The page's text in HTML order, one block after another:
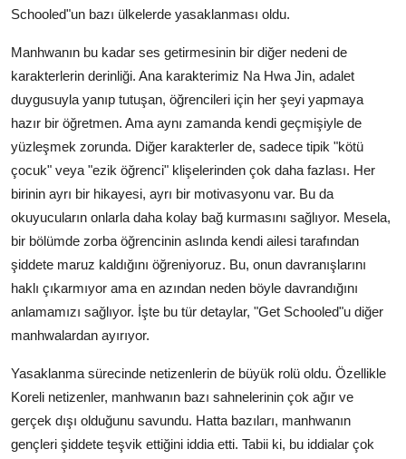
Schooled"un bazı ülkelerde yasaklanması oldu.
Manhwanın bu kadar ses getirmesinin bir diğer nedeni de
karakterlerin derinliği. Ana karakterimiz Na Hwa Jin, adalet
duygusuyla yanıp tutuşan, öğrencileri için her şeyi yapmaya
hazır bir öğretmen. Ama aynı zamanda kendi geçmişiyle de
yüzleşmek zorunda. Diğer karakterler de, sadece tipik "kötü
çocuk" veya "ezik öğrenci" klişelerinden çok daha fazlası. Her
birinin ayrı bir hikayesi, ayrı bir motivasyonu var. Bu da
okuyucuların onlarla daha kolay bağ kurmasını sağlıyor. Mesela,
bir bölümde zorba öğrencinin aslında kendi ailesi tarafından
şiddete maruz kaldığını öğreniyoruz. Bu, onun davranışlarını
haklı çıkarmıyor ama en azından neden böyle davrandığını
anlamamızı sağlıyor. İşte bu tür detaylar, "Get Schooled"u diğer
manhwalardan ayırıyor.
Yasaklanma sürecinde netizenlerin de büyük rolü oldu. Özellikle
Koreli netizenler, manhwanın bazı sahnelerinin çok ağır ve
gerçek dışı olduğunu savundu. Hatta bazıları, manhwanın
gençleri şiddete teşvik ettiğini iddia etti. Tabii ki, bu iddialar çok